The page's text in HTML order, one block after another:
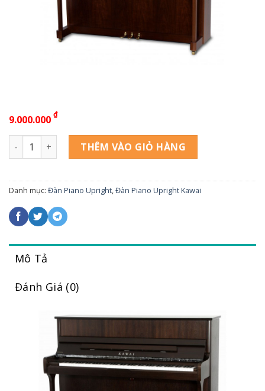
9.000.000 ₫
Kawai K-2 số lượngTHÊM VÀO GIỎ HÀNG
Danh mục: Đàn Piano Upright,Đàn Piano Upright Kawai
Mô Tả
Đánh Giá (0)